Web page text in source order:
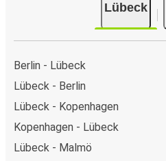
Lübeck
Berlin - Lübeck
Lübeck - Berlin
Lübeck - Kopenhagen
Kopenhagen - Lübeck
Lübeck - Malmö